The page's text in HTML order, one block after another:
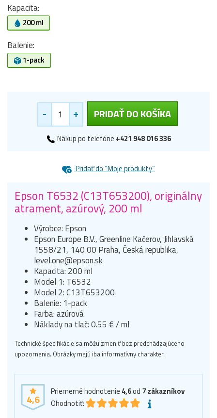
Kapacita:
200 ml
Balenie:
1-pack
- + PRIDAŤ DO KOŠÍKA
Nákup po telefóne +421 948 016 336
Pridať do “Moje produkty”
Epson T6532 (C13T653200), originálny
atrament, azúrový, 200 ml
Výrobce: Epson
Epson Europe B.V., Greenline Kačerov, Jihlavská
1558/21, 140 00 Praha, Česká republika,
level.one@epson.sk
Kapacita: 200 ml
Model 1: T6532
Model 2: C13T653200
Balenie: 1-pack
Farba: azúrová
Náklady na tlač: 0.55 € / ml
Technické špecifikácie sa môžu zmeniť bez predchádzajúceho
upozornenia. Obrázky majú iba informatívny charakter.
4,6
Priemerné hodnotenie 4,6od 7zákazníkov
Ohodnotiť: